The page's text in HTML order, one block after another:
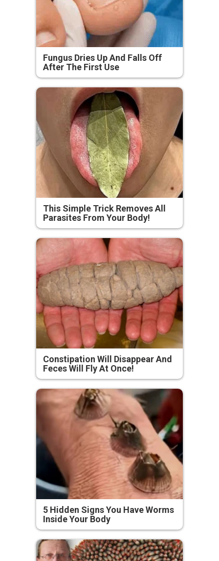
Fungus Dries Up And Falls Off
After The First Use
This Simple Trick Removes All
Parasites From Your Body!
Constipation Will Disappear And
Feces Will Fly At Once!
5 Hidden Signs You Have Worms
Inside Your Body